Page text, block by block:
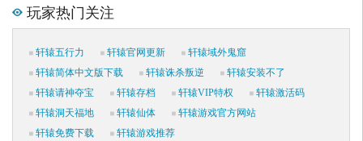
玩家热门关注
轩辕五行力 轩辕官网更新
轩辕域外鬼窟
轩辕简体中文版下载
轩辕诛杀叛逆
轩辕安装不了
轩辕请神夺宝
轩辕存档 轩辕VIP特权
轩辕激活码
轩辕洞天福地
轩辕仙体
轩辕游戏官方网站
轩辕免费下载
轩辕游戏推荐